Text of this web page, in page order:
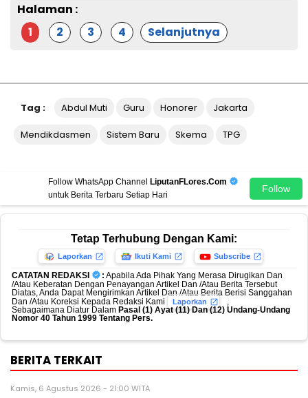
Halaman :
1
2 3 4 Selanjutnya
Tag : Abdul Muti Guru Honorer Jakarta
Mendikdasmen Sistem Baru Skema TPG
Follow WhatsApp Channel
LiputanFLores.Com
untuk Berita Terbaru Setiap Hari
Follow
Tetap Terhubung Dengan Kami:
Laporkan Ikuti Kami Subscribe
CATATAN REDAKSI : Apabila Ada Pihak Yang Merasa Dirugikan Dan
/Atau Keberatan Dengan Penayangan Artikel Dan /Atau Berita Tersebut
Diatas, Anda Dapat Mengirimkan Artikel Dan /Atau Berita Berisi Sanggahan
Dan /Atau Koreksi Kepada Redaksi Kami
Laporkan
,
Sebagaimana Diatur Dalam Pasal (1) Ayat (11) Dan (12) Undang-Undang
Nomor 40 Tahun 1999 Tentang Pers.
BERITA TERKAIT
Kamis, 6 Agustus 2026 - 21:00 WITA